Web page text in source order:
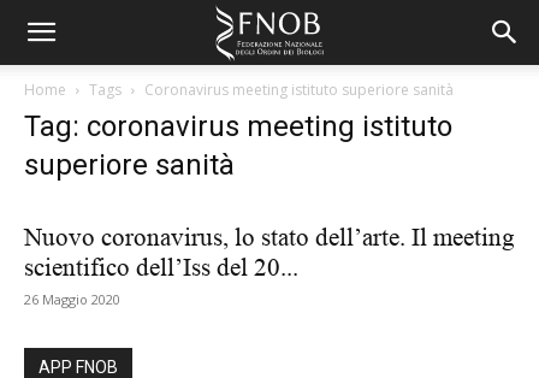
Home Tags Coronavirus meeting istituto superiore sanità
Tag: coronavirus meeting istituto
superiore sanità
Nuovo coronavirus, lo stato dell’arte. Il meeting
scientifico dell’Iss del 20...
26 Maggio 2020
APP FNOB